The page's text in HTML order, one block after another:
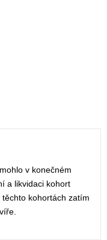
v konečném
a likvidaci kohort
kohortách zatím